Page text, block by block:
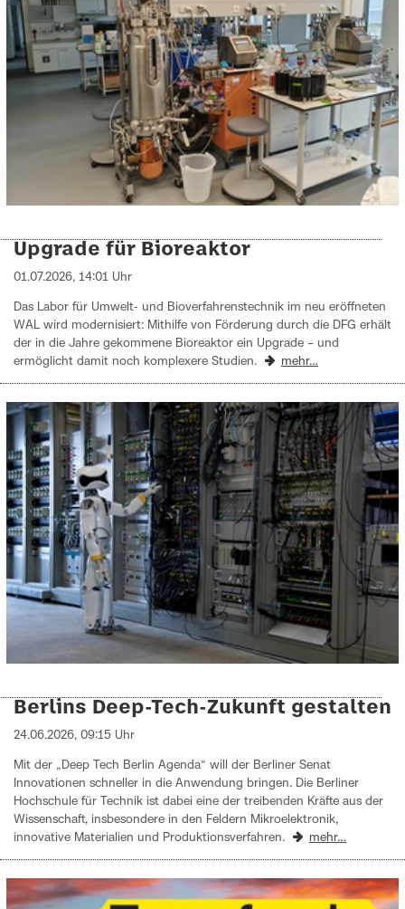
Upgrade für Bioreaktor
01.07.2026, 14:01 Uhr
Das Labor für Umwelt- und Bioverfahrenstechnik im neu eröffneten
WAL wird modernisiert: Mithilfe von Förderung durch die DFG erhält
der in die Jahre gekommene Bioreaktor ein Upgrade – und
ermöglicht damit noch komplexere Studien.
mehr…
Berlins Deep-Tech-Zukunft gestalten
24.06.2026, 09:15 Uhr
Mit der „Deep Tech Berlin Agenda“ will der Berliner Senat
Innovationen schneller in die Anwendung bringen. Die Berliner
Hochschule für Technik ist dabei eine der treibenden Kräfte aus der
Wissenschaft, insbesondere in den Feldern Mikroelektronik,
innovative Materialien und Produktionsverfahren.
mehr…